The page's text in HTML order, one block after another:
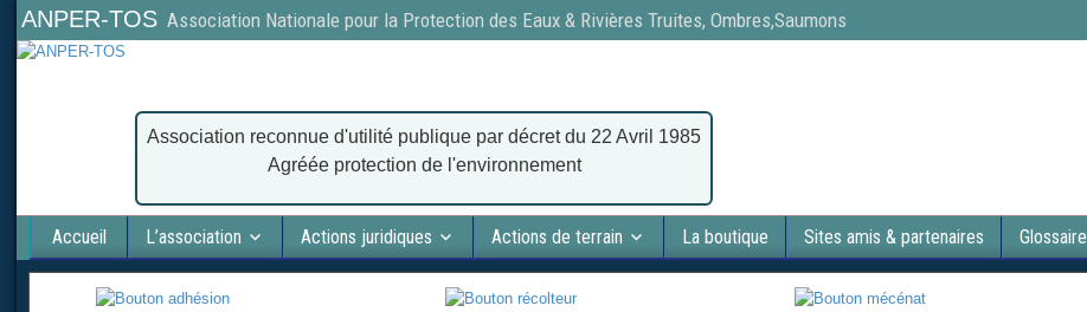
ANPER-TOS Association Nationale pour la Protection des Eaux & Rivières Truites, Ombres,Saumons
Association reconnue d'utilité publique par décret du 22 Avril 1985
Agréée protection de l'environnement
Accueil L’association Actions juridiques Actions de terrain La boutique Sites amis & partenaires Glossaire